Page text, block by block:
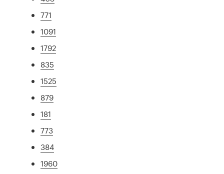
771
1091
1792
835
1525
879
181
773
384
1960